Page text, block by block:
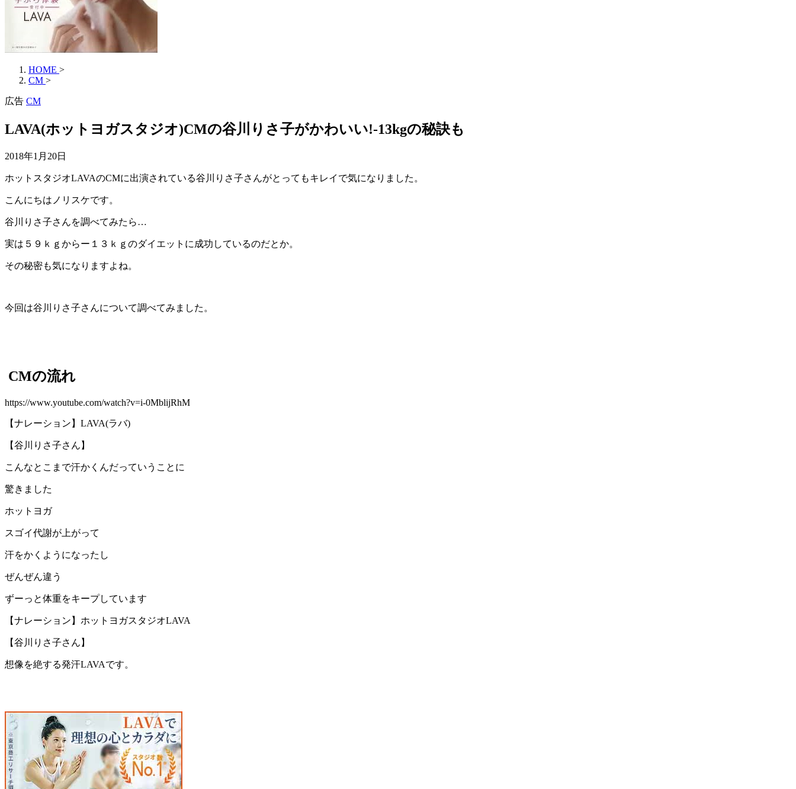
HOME >
CM >
広告 CM
LAVA(ホットヨガスタジオ)CMの谷川りさ子がかわいい!-13kgの秘訣も
2018年1月20日
ホットスタジオLAVAのCMに出演されている谷川りさ子さんがとってもキレイで気になりました。
こんにちはノリスケです。
谷川りさ子さんを調べてみたら…
実は５９ｋｇからー１３ｋｇのダイエットに成功しているのだとか。
その秘密も気になりますよね。
今回は谷川りさ子さんについて調べてみました。
CMの流れ
https://www.youtube.com/watch?v=i-0MblijRhM
【ナレーション】LAVA(ラバ)
【谷川りさ子さん】
こんなとこまで汗かくんだっていうことに
驚きました
ホットヨガ
スゴイ代謝が上がって
汗をかくようになったし
ぜんぜん違う
ずーっと体重をキープしています
【ナレーション】ホットヨガスタジオLAVA
【谷川りさ子さん】
想像を絶する発汗LAVAです。